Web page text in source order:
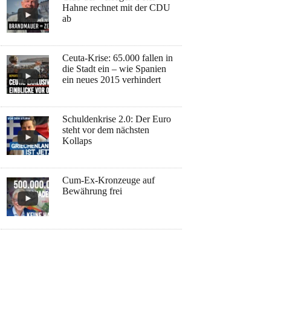
Hahne rechnet mit der CDU
ab
Ceuta-Krise: 65.000 fallen in
die Stadt ein – wie Spanien
ein neues 2015 verhindert
Schuldenkrise 2.0: Der Euro
steht vor dem nächsten
Kollaps
Cum-Ex-Kronzeuge auf
Bewährung frei